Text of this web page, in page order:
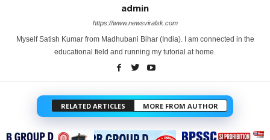
admin
https://www.newsviralsk.com
Myself Satish Kumar from Madhubani Bihar (India). I am connected in the
educational field and running my tutorial at home.
RELATED ARTICLES MORE FROM AUTHOR